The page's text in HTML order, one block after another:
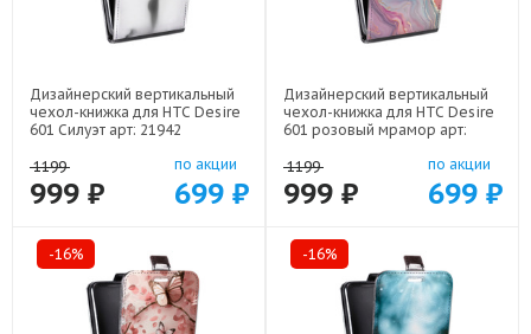
Дизайнерский вертикальный
чехол-книжка для HTC Desire
601 Силуэт арт: 21942
1199
999 ₽
по акции
699 ₽
Дизайнерский вертикальный
чехол-книжка для HTC Desire
601 розовый мрамор арт:
1199
999 ₽
по акции
699 ₽
-16% -16%